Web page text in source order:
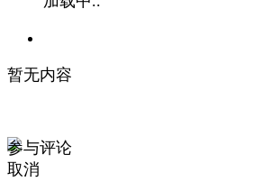
暂无内容
参与评论
取消